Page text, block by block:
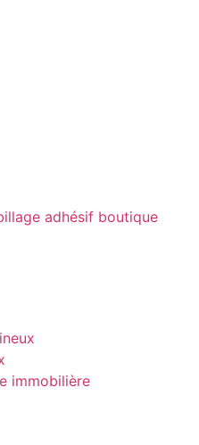
immobilière